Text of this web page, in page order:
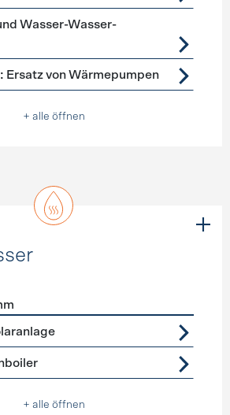
Wasser-Wasser-
Ersatz von Wärmepumpen
+ alle öffnen
Warmwasser
+ alle öffnen